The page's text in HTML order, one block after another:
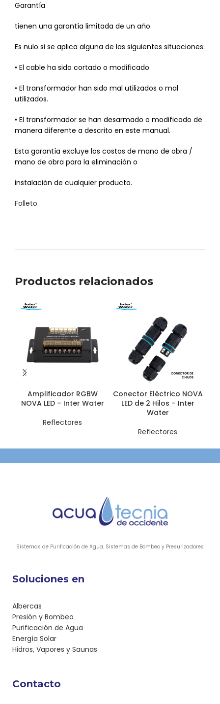
Garantía
tienen una garantía limitada de un año.
Es nulo si se aplica alguna de las siguientes situaciones:
• El cable ha sido cortado o modificado
• El transformador han sido mal utilizados o mal
utilizados.
• El transformador se han desarmado o modificado de
manera diferente a descrito en este manual.
Esta garantía excluye los costos de mano de obra /
mano de obra para la eliminación o
instalación de cualquier producto.
Folleto
Productos relacionados
Amplificador RGBW
NOVA LED – Inter Water
Reflectores
Conector Eléctrico NOVA
LED de 2 Hilos – Inter
Water
Reflectores
Sistemas de Purificación de Agua. Sistemas de Bombeo y Presurizadores
Soluciones en
Albercas
Presión y Bombeo
Purificación de Agua
Energía Solar
Hidros, Vapores y Saunas
Contacto